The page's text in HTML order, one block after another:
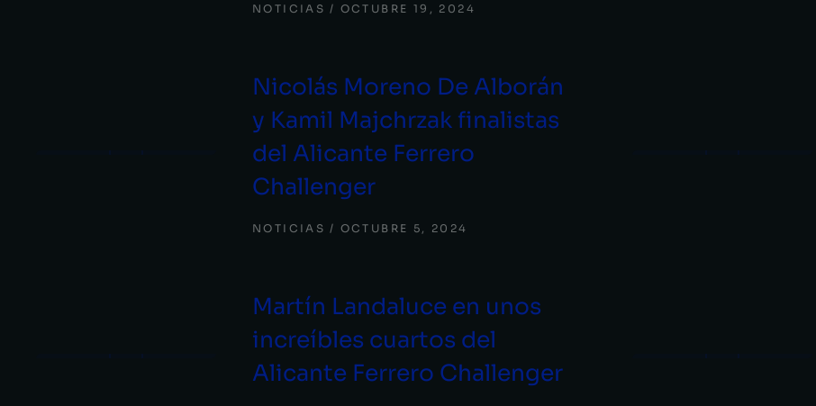
NOTICIAS OCTUBRE 19, 2024
Nicolás Moreno De Alborán
y Kamil Majchrzak finalistas
del Alicante Ferrero
Challenger
NOTICIAS OCTUBRE 5, 2024
Martín Landaluce en unos
increíbles cuartos del
Alicante Ferrero Challenger